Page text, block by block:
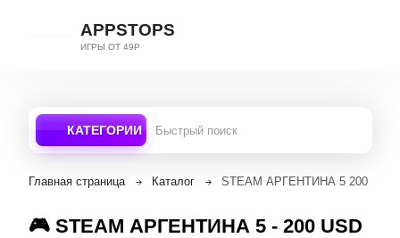
APPSTOPS
ИГРЫ ОТ 49Р
КАТЕГОРИИ
Главная страница Каталог STEAM АРГЕНТИНА 5 200
🎮 STEAM АРГЕНТИНА 5 - 200 USD